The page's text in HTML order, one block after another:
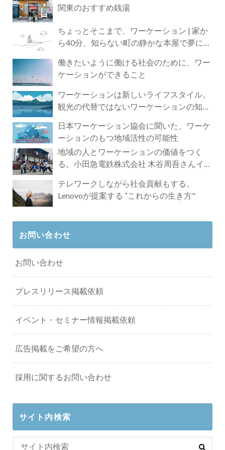
関東のおすすめ銭湯
ちょっとそこまで、ワーケーション | 家か
ら40分、知らない町の静かな本屋で夢に近
働きたいように働ける社会のために、ワー
ケーションができること
ワーケーションは新しいライフスタイル。
観光の代替ではないワーケーションの知ら
日本ワーケーション協会に聞いた、ワーケ
ーションのもつ地域活性の可能性
地域の人とワーケーションの価値をつく
る。小田急電鉄株式会社 木谷周吾さんイン
テレワークしながら社会貢献もする。
Lenovoが提案する ”これからの生き方"
お問い合わせ
お問い合わせ
プレスリリース掲載依頼
イベント・セミナー情報掲載依頼
広告掲載をご希望の方へ
採用に関するお問い合わせ
サイト内検索